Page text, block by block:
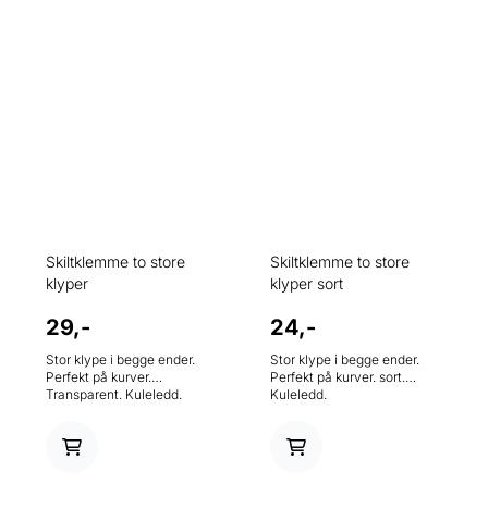
Skiltklemme to store
klyper
29,-
Stor klype i begge ender.
Perfekt på kurver.
Transparent. Kuleledd.
Skiltklemme to store
klyper sort
24,-
Stor klype i begge ender.
Perfekt på kurver. sort.
Kuleledd.